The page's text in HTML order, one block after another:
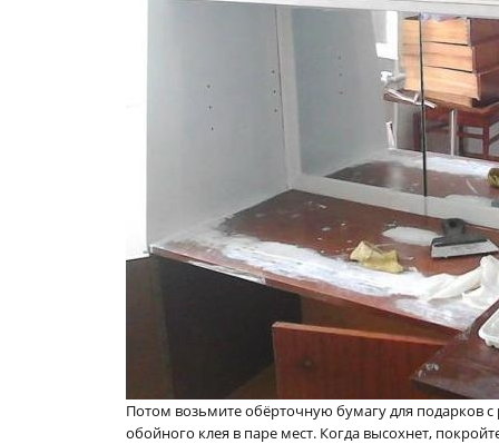
Потом возьмите обёрточную бумагу для подарков
обойного клея в паре мест. Когда высохнет,